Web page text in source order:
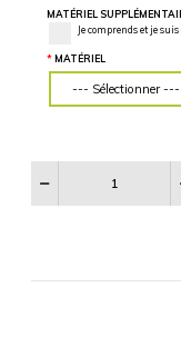
MATÉRIEL
Catégories
D'images
CATÉGORIE
SPÉCIFICATIONS
MATÉRIEL